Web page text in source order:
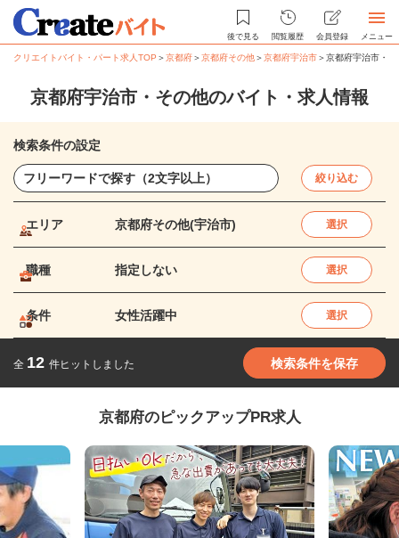
後で見る 閲覧履歴 会員登録 メニュー
クリエイトバイト・パート求人TOP ＞京都府＞京都府その他＞京都府宇治市＞京都府宇治市・
京都府宇治市・その他のバイト・求人情報
検索条件の設定
絞り込む
エリア 京都府その他(宇治市) 選択
職種 指定しない 選択
条件 女性活躍中 選択
全 12 件ヒットしました 検索条件を保存
京都府のピックアップPR求人